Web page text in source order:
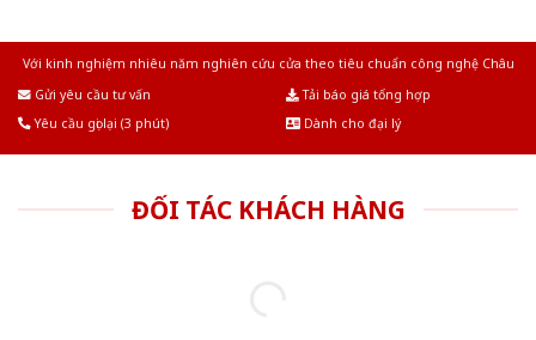
Với kinh nghiệm nhiêu năm nghiên cứu cửa theo tiêu chuẩn công nghệ Châu
Gửi yêu cầu tư vấn
Tải báo giá tổng hợp
Yêu cầu gọi lại (3 phút)
Dành cho đại lý
ĐỐI TÁC KHÁCH HÀNG